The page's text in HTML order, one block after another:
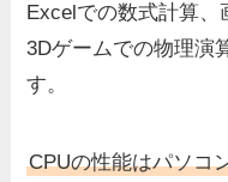
Excelでの数式計算、
3Dゲームでの物理演
す。
CPUの性能はパソコ